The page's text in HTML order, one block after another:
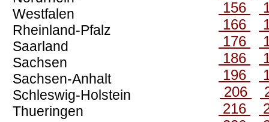
Westfalen
Rheinland-Pfalz
Saarland
Sachsen
Sachsen-Anhalt
Schleswig-Holstein
Thueringen
156
166
176
186
196
206
216